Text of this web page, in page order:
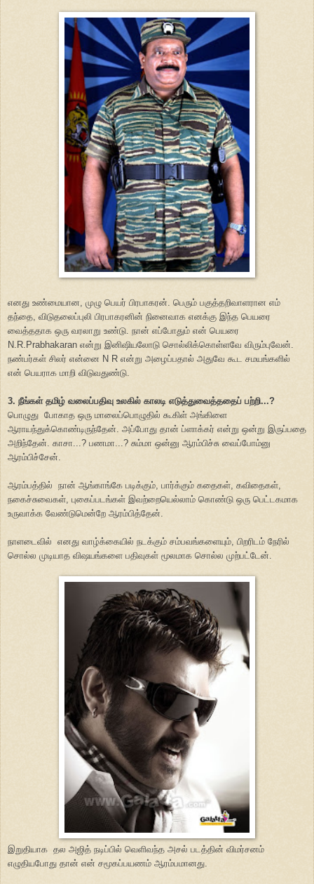
எனது உண்மையான, முழு பெயர் பிரபாகரன். பெரும் பகுத்தறிவாளரான எம்
தந்தை, விடுதலைப்புலி பிரபாகரனின் நினைவாக எனக்கு இந்த பெயரை
வைத்ததாக ஒரு வரலாறு உண்டு. நான் எப்போதும் என் பெயரை
N.R.Prabhakaran என்று இனிஷியலோடு சொல்லிக்கொள்ளவே விரும்புவேன்.
நண்பர்கள் சிலர் என்னை N R என்று அழைப்பதால் அதுவே கூட சமயங்களில்
என் பெயராக மாறி விடுவதுண்டு.
3. நீங்கள் தமிழ் வலைப்பதிவு உலகில் காலடி எடுத்துவைத்ததைப் பற்றி...?
பொழுது போகாத ஒரு மாலைப்பொழுதில் கூகிள் அங்கிளை
ஆராயந்துக்கொண்டிருந்தேன். அப்போது தான் ப்ளாக்கர் என்று ஒன்று இருப்பதை
அறிந்தேன். காசா...? பணமா...? சும்மா ஒன்னு ஆரம்பிச்சு வைப்போம்னு
ஆரம்பிச்சேன்.
ஆரம்பத்தில் நான் ஆங்காங்கே படிக்கும், பார்க்கும் கதைகள், கவிதைகள்,
நகைச்சுவைகள், புகைப்படங்கள் இவற்றையெல்லாம் கொண்டு ஒரு பெட்டகமாக
உருவாக்க வேண்டுமென்றே ஆரம்பித்தேன்.
நாளடைவில் எனது வாழ்க்கையில் நடக்கும் சம்பவங்களையும், பிறரிடம் நேரில்
சொல்ல முடியாத விஷயங்களை பதிவுகள் மூலமாக சொல்ல முற்பட்டேன்.
இறுதியாக தல அஜித் நடிப்பில் வெளிவந்த அசல் படத்தின் விமர்சனம்
எழுதியபோது தான் என் சமூகப்பயணம் ஆரம்பமானது.